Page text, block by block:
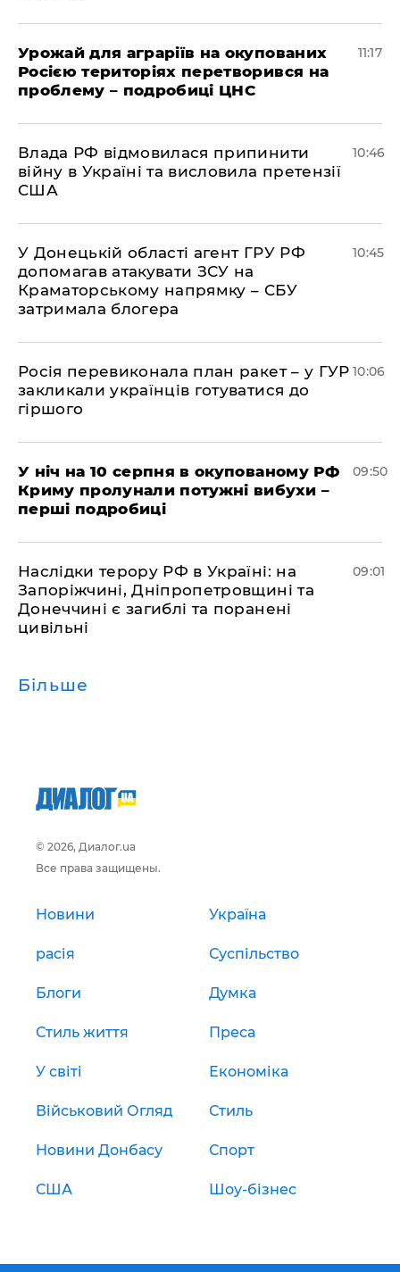
Урожай для аграріїв на окупованих
Росією територіях перетворився на
проблему – подробиці ЦНС
11:17
Влада РФ відмовилася припинити
війну в Україні та висловила претензії
США
10:46
У Донецькій області агент ГРУ РФ
допомагав атакувати ЗСУ на
Краматорському напрямку – СБУ
затримала блогера
10:45
Росія перевиконала план ракет – у ГУР
закликали українців готуватися до
гіршого
10:06
У ніч на 10 серпня в окупованому РФ
Криму пролунали потужні вибухи –
перші подробиці
09:50
Наслідки терору РФ в Україні: на
Запоріжчині, Дніпропетровщині та
Донеччині є загиблі та поранені
цивільні
09:01
Більше
© 2026, Диалог.ua
Все права защищены.
Новини Україна
расія Суспільство
Блоги Думка
Стиль життя Преса
У світі Економіка
Військовий Огляд Стиль
Новини Донбасу Спорт
США Шоу-бізнес